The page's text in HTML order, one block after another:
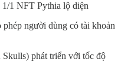
1 NFT Pythia lộ diện
người dùng có tài khoản
phát triển với tốc độ